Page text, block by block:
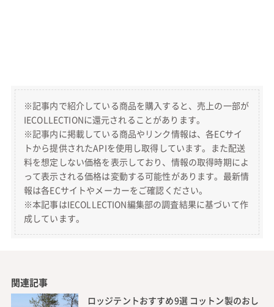
※記事内で紹介している商品を購入すると、売上の一部が
IECOLLECTIONに還元されることがあります。
※記事内に掲載している商品やリンク情報は、各ECサイ
トから提供されたAPIを使用し取得しています。また配送
料を想定しない価格を表示しており、情報の取得時期によ
って表示される価格は変動する可能性があります。最新情
報は各ECサイトやメーカーをご確認ください。
※本記事はIECOLLECTION編集部の調査結果に基づいて作
成しています。
関連記事
ロッジテントおすすめ9選 コットン製のおし